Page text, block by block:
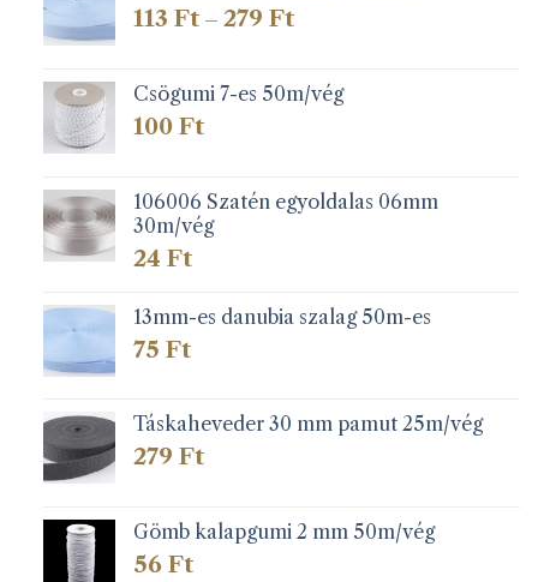
113 Ft – 279 FtÁrtartomány:
279 Ft
Csögumi 7-es 50m/vég
100 Ft
106006 Szatén egyoldalas 06mm
30m/vég
24 Ft
13mm-es danubia szalag 50m-es
75 Ft
Táskaheveder 30 mm pamut 25m/vég
279 Ft
Gömb kalapgumi 2 mm 50m/vég
56 Ft